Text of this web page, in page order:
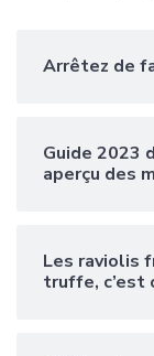
Arrêtez de
Guide 2023
aperçu des
Les raviolis
truffe, c’est